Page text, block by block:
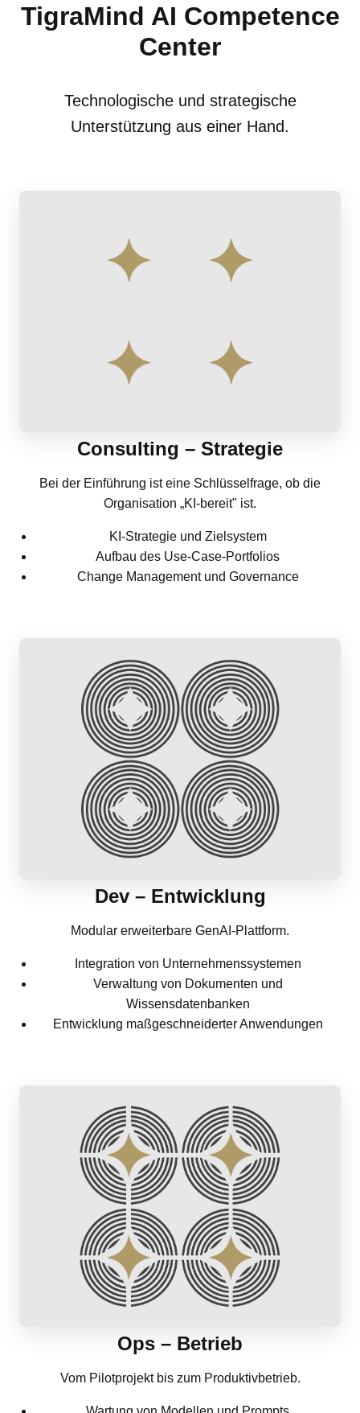
TigraMind AI Competence
Center
Technologische und strategische
Unterstützung aus einer Hand.
Consulting – Strategie
Bei der Einführung ist eine Schlüsselfrage, ob die
Organisation „KI-bereit" ist.
KI-Strategie und Zielsystem
Aufbau des Use-Case-Portfolios
Change Management und Governance
Dev – Entwicklung
Modular erweiterbare GenAI-Plattform.
Integration von Unternehmenssystemen
Verwaltung von Dokumenten und
Wissensdatenbanken
Entwicklung maßgeschneiderter Anwendungen
Ops – Betrieb
Vom Pilotprojekt bis zum Produktivbetrieb.